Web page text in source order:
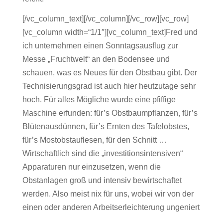
[/vc_column_text][/vc_column][/vc_row][vc_row]
[vc_column width=“1/1″][vc_column_text]Fred und
ich unternehmen einen Sonntagsausflug zur
Messe „Fruchtwelt“ an den Bodensee und
schauen, was es Neues für den Obstbau gibt. Der
Technisierungsgrad ist auch hier heutzutage sehr
hoch. Für alles Mögliche wurde eine pfiffige
Maschine erfunden: für’s Obstbaumpflanzen, für’s
Blütenausdünnen, für’s Ernten des Tafelobstes,
für’s Mostobstauflesen, für den Schnitt …
Wirtschaftlich sind die „investitionsintensiven“
Apparaturen nur einzusetzen, wenn die
Obstanlagen groß und intensiv bewirtschaftet
werden. Also meist nix für uns, wobei wir von der
einen oder anderen Arbeitserleichterung ungeniert